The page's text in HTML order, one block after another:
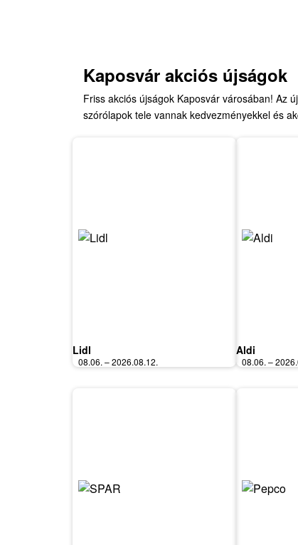
Kaposvár akciós újságok
Friss akciós újságok Kaposvár városában! Az új
szórólapok tele vannak kedvezményekkel és
Lidl
08.06. – 2026.08.12.
Aldi
08.06. –